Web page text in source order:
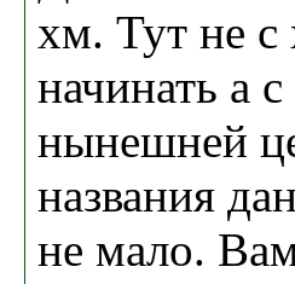
хм. Тут не с
начинать а
нынешней
названия
не мало.